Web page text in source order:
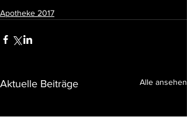
Apotheke 2017
Aktuelle Beiträge Alle ansehen